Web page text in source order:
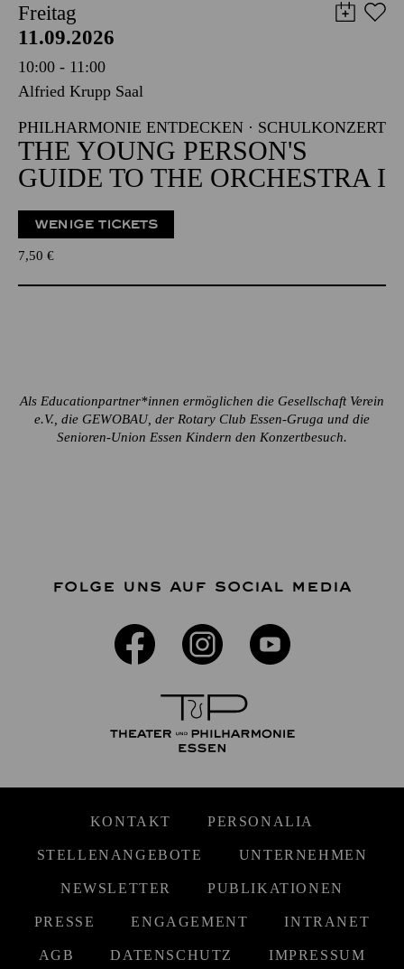
Freitag
11.09.2026
10:00 - 11:00
Alfried Krupp Saal
PHILHARMONIE ENTDECKEN · SCHULKONZERT
THE YOUNG PERSON'S
GUIDE TO THE ORCHESTRA I
WENIGE TICKETS
7,50 €
Als Educationpartner*innen ermöglichen die Gesellschaft Verein
e.V., die GEWOBAU, der Rotary Club Essen-Gruga und die
Senioren-Union Essen Kindern den Konzertbesuch.
FOLGE UNS AUF SOCIAL MEDIA
KONTAKT PERSONALIA
STELLENANGEBOTE UNTERNEHMEN
NEWSLETTER PUBLIKATIONEN
PRESSE ENGAGEMENT INTRANET
AGB DATENSCHUTZ IMPRESSUM